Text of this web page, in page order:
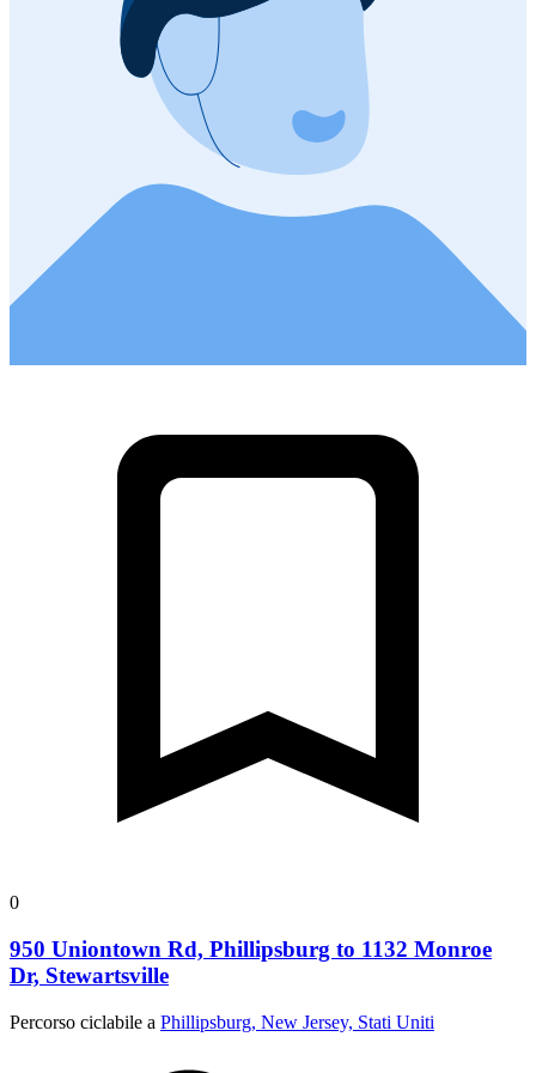
0
950 Uniontown Rd, Phillipsburg to 1132 Monroe
Dr, Stewartsville
Percorso ciclabile a Phillipsburg, New Jersey, Stati Uniti